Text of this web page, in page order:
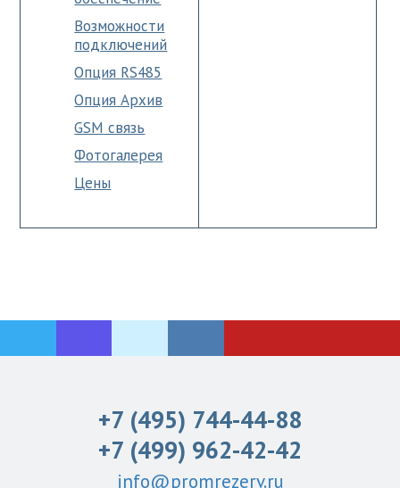
Возможности
подключений
Опция RS485
Опция Архив
GSM связь
Фотогалерея
Цены
+7 (495) 744-44-88
+7 (499) 962-42-42
info@promrezerv.ru